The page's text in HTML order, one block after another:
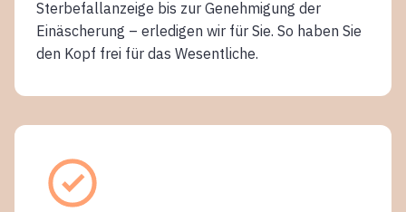
Sterbefallanzeige bis zur Genehmigung der
Einäscherung – erledigen wir für Sie. So haben Sie
den Kopf frei für das Wesentliche.